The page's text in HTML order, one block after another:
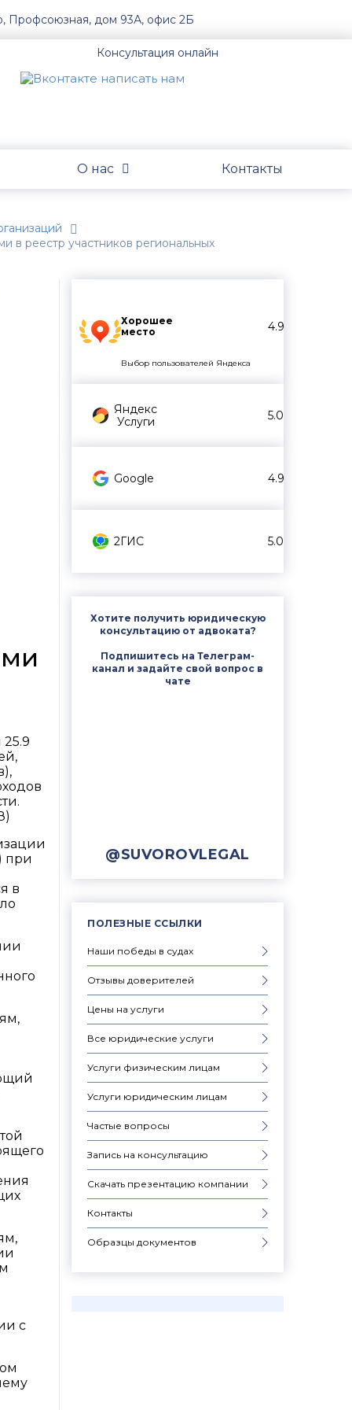
Профсоюзная, дом 93А, офис 2Б
Консультация онлайн
О нас Контакты
в реестр участников региональных
Хорошее
место
4.9
Выбор пользователей Яндекса
Яндекс
Услуги
5.0
Google 4.9
2ГИС 5.0
Хотите получить юридическую
консультацию от адвоката?
Подпишитесь на Телеграм-
канал и задайте свой вопрос в
чате
@SUVOROVLEGAL
ПОЛЕЗНЫЕ ССЫЛКИ
Наши победы в судах
Отзывы доверителей
Цены на услуги
Все юридические услуги
Услуги физическим лицам
Услуги юридическим лицам
Частые вопросы
Запись на консультацию
Скачать презентацию компании
Контакты
Образцы документов
при
в
с